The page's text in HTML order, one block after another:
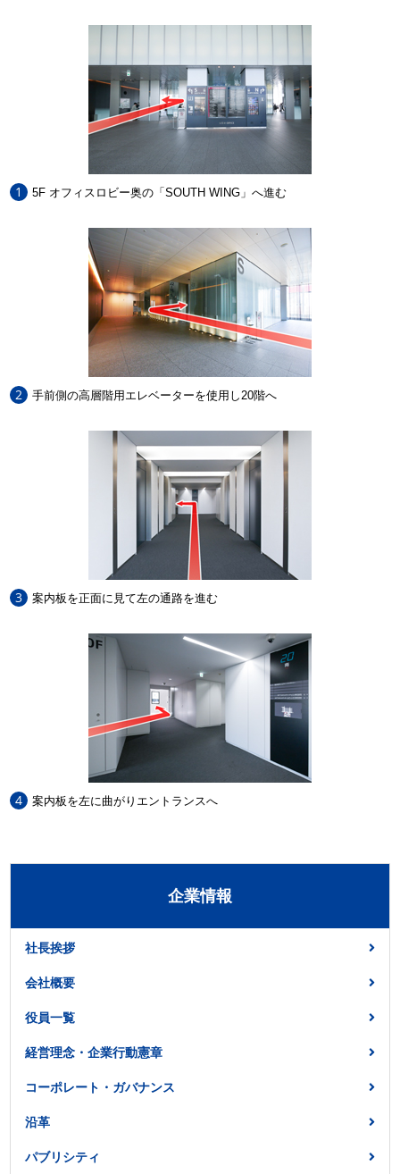
1 5F オフィスロビー奥の「SOUTH WING」へ進む
2 手前側の高層階用エレベーターを使用し20階へ
3 案内板を正面に見て左の通路を進む
4 案内板を左に曲がりエントランスへ
企業情報
社長挨拶
会社概要
役員一覧
経営理念・企業行動憲章
コーポレート・ガバナンス
沿革
パブリシティ